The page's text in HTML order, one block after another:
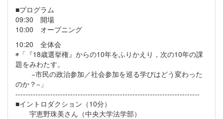
■プログラム
09:30 開場
10:00 オープニング
10:20 全体会
◉「『18歳選挙権』からの10年をふりかえり，次の10年の課
題をみわたす。
−市民の政治参加／社会参加を巡る学びはどう変わった
のか？−」
--------------------------------------------------------------------------
■イントロダクション（10分）
宇恵野珠美さん（中央大学法学部）